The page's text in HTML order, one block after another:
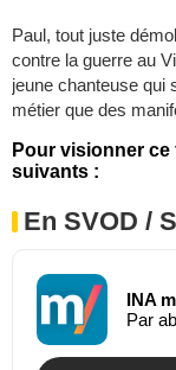
Paul, tout juste
contre la guerre au
jeune chanteuse qui
métier que des
Pour visionner
suivants :
En SVOD /
INA
Par